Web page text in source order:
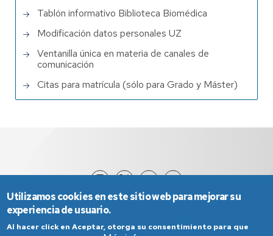
Tablón informativo Biblioteca Biomédica
Modificación datos personales UZ
Ventanilla única en materia de canales de
comunicación
Citas para matrícula (sólo para Grado y Máster)
Utilizamos cookies en este sitio web para mejorar su
experiencia de usuario.
Al hacer click en Aceptar, otorga su consentimiento para que